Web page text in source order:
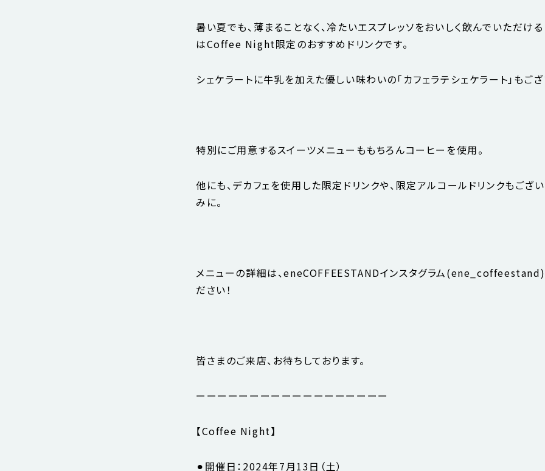
暑い夏でも、薄まることなく、冷たいエスプレッソをおいしく飲んでいただける
はCoffee Night限定のおすすめドリンクです。
シェケラートに牛乳を加えた優しい味わいの「カフェラテシェケラート」もござ
特別にご用意するスイーツメニューももちろんコーヒーを使用。
他にも、デカフェを使用した限定ドリンクや、限定アルコールドリンクもござ
みに。
メニューの詳細は、eneCOFFEESTANDインスタグラム
ださい！
皆さまのご来店、お待ちしております。
ーーーーーーーーーーーーーーーーーー
【Coffee Night】
⚫︎開催日：2024年7月13日（土）